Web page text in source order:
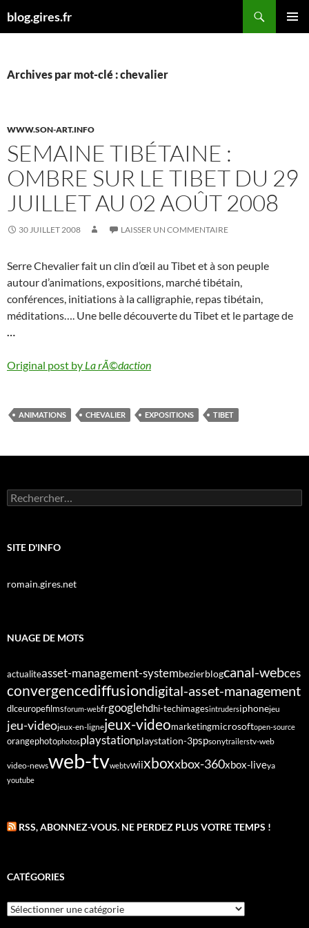
aublog.gires.fr
Archives par mot-clé : chevalier
WWW.SON-ART.INFO
SEMAINE TIBÉTAINE :
OMBRE SUR LE TIBET DU 29
JUILLET AU 02 AOÛT 2008
30 JUILLET 2008 LAISSER UN COMMENTAIRE
Serre Chevalier fait un clin d’œil au Tibet et à son peuple
autour d’animations, expositions, marché tibétain,
conférences, initiations à la calligraphie, repas tibétain,
méditations…. Une belle découverte du Tibet et le partage de
…
Original post by La rÃ©daction
ANIMATIONS CHEVALIER EXPOSITIONS TIBET
Rechercher :
SITE D'INFO
romain.gires.net
NUAGE DE MOTS
actualiteasset-management-systembezierblogcanal-webces
convergencediffusiondigital-asset-management
dlceuropefilmsforum-webfrgooglehdhi-techimagesintrudersiphonejeu
jeu-videojeux-en-lignejeux-videomarketingmicrosoftopen-source
orangephotophotosplaystationplaystation-3pspsonytrailerstv-web
video-newsweb-tvwebtvwiixboxxbox-360xbox-liveya
youtube
RSS, ABONNEZ-VOUS. NE PERDEZ PLUS VOTRE TEMPS !
CATÉGORIES
Catégories